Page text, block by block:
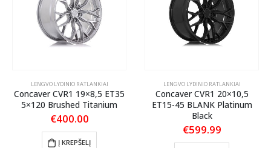
LENGVO LYDINIO RATLANKIAI
Concaver CVR1 19×8,5 ET35
5×120 Brushed Titanium
€400.00
Į KREPŠELĮ
LENGVO LYDINIO RATLANKIAI
Concaver CVR1 20×10,5
ET15-45 BLANK Platinum
Black
€599.99